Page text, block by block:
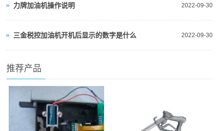
2022-09-30
力牌加油机操作说明
2022-09-30
三金税控加油机开机后显示的数字是什么
推荐产品